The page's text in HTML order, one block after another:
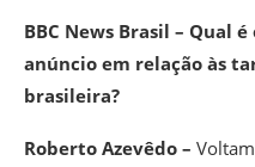
BBC News Brasil – Qual
anúncio em relação às
brasileira?
Roberto Azevêdo –